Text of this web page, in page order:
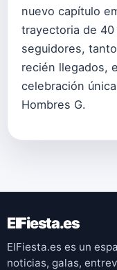
nuevo capítulo
trayectoria de
seguidores,
recién llegados,
celebración
Hombres G.
ElFiesta.es
ElFiesta.es es un
noticias, galas,